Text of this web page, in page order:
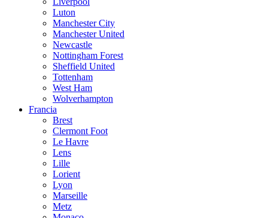
Luton
Manchester City
Manchester United
Newcastle
Nottingham Forest
Sheffield United
Tottenham
West Ham
Wolverhampton
Francia
Brest
Clermont Foot
Le Havre
Lens
Lille
Lorient
Lyon
Marseille
Metz